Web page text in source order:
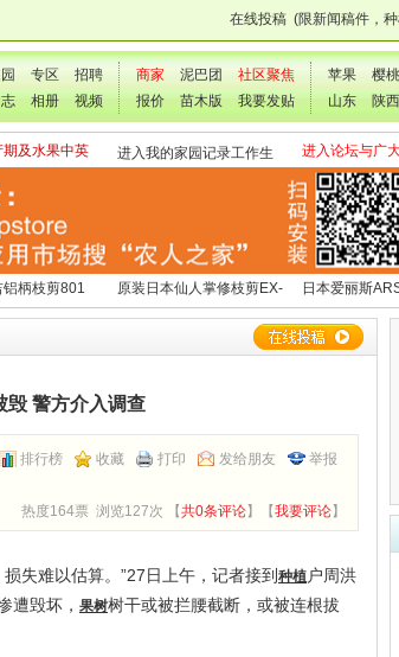
在线投稿 (限新闻稿件，
专区
招聘
相册 视频
商家 泥巴团
社区聚焦
报价
苗木版 我要发贴
苹果 樱桃
山东
陕西
期及水果中英
进入我的家园记录工作生
进入论坛与广
交流
铝柄枝剪801
）
原装日本仙人掌修枝剪EX-
3
日本爱丽斯
毁 警方介入调查
排行榜 收藏 打印 发给朋友 举报
热度164票 浏览127次 【共0条评论】【我要评论】
失难以估算。”27日上午，记者接到 种植 户周洪
遭毁坏， 果树树干或被拦腰截断，或被连根拔